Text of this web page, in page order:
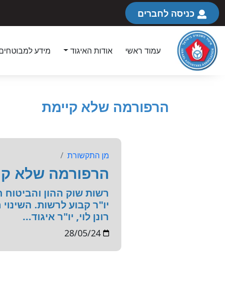
כניסה לחברים
עמוד ראשי אודות האיגוד מידע
הרפורמה שלא קיימת
מן התקשורת
הרפורמה שלא
רשות שוק ההון
יו"ר קבוע לרשות.
רונן לוי, יו"ר איגוד...
28/05/24